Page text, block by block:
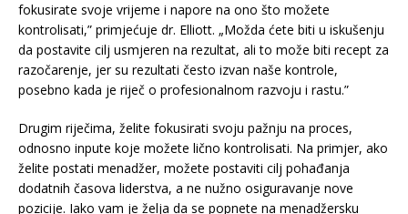
fokusirate svoje vrijeme i napore na ono što možete
kontrolisati,” primjećuje dr. Elliott. „Možda ćete biti u iskušenju
da postavite cilj usmjeren na rezultat, ali to može biti recept za
razočarenje, jer su rezultati često izvan naše kontrole,
posebno kada je riječ o profesionalnom razvoju i rastu.”
Drugim riječima, želite fokusirati svoju pažnju na proces,
odnosno inpute koje možete lično kontrolisati. Na primjer, ako
želite postati menadžer, možete postaviti cilj pohađanja
dodatnih časova liderstva, a ne nužno osiguravanje nove
pozicije. Iako vam je želja da se popnete na menadžersku